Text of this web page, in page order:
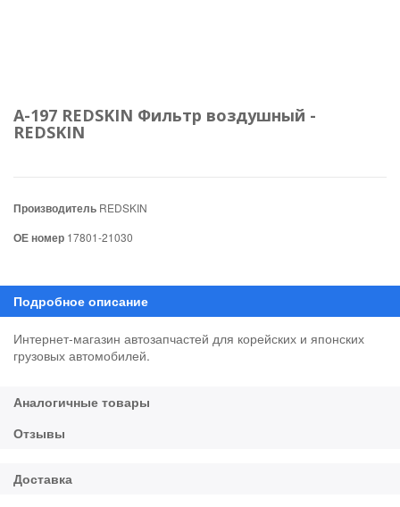
A-197 REDSKIN Фильтр воздушный -
REDSKIN
Производитель REDSKIN
ОЕ номер 17801-21030
Интернет-магазин автозапчастей для корейских и японских
грузовых автомобилей.